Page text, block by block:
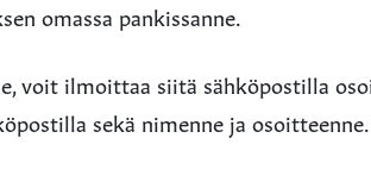
omassa pankissanne.
voit ilmoittaa siitä sähköpostilla
sekä nimenne ja osoitteenne.